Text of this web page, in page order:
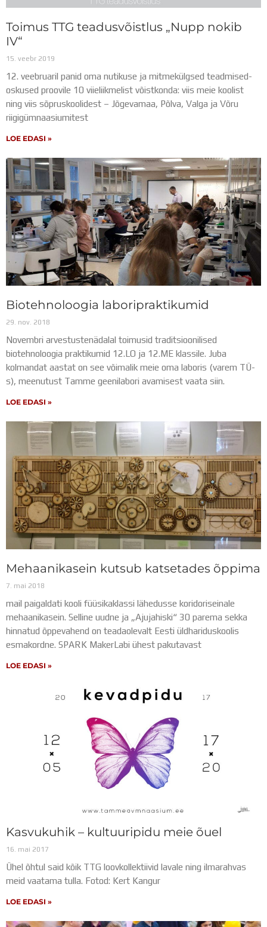
Toitlustamine
Virtuaaltuur
Tööpakkumised
Toimus TTG teadusvõistlus „Nupp nokib
IV“
15. veebr 2019
12. veebruaril panid oma nutikuse ja mitmekülgsed teadmised-
oskused proovile 10 viieliikmelist võistkonda: viis meie koolist
ning viis sõpruskoolidest – Jõgevamaa, Põlva, Valga ja Võru
riigigümnaasiumitest
LOE EDASI »
Biotehnoloogia laboripraktikumid
29. nov. 2018
Novembri arvestustenädalal toimusid traditsioonilised
biotehnoloogia praktikumid 12.LO ja 12.ME klassile. Juba
kolmandat aastat on see võimalik meie oma laboris (varem TÜ-
s), meenutust Tamme geenilabori avamisest vaata siin.
LOE EDASI »
Mehaanikasein kutsub katsetades õppima
7. mai 2018
mail paigaldati kooli füüsikaklassi lähedusse koridoriseinale
mehaanikasein. Selline uudne ja „Ajujahiski“ 30 parema sekka
hinnatud õppevahend on teadaolevalt Eesti üldhariduskoolis
esmakordne. SPARK MakerLabi ühest pakutavast
LOE EDASI »
Kasvukuhik – kultuuripidu meie õuel
16. mai 2017
Ühel õhtul said kõik TTG loovkollektiivid lavale ning ilmarahvas
meid vaatama tulla. Fotod: Kert Kangur
LOE EDASI »